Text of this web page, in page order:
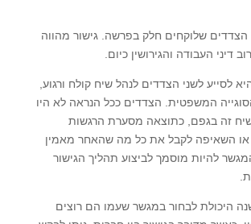
הצדדים שלוקחים חלק בפרשה. גישור מהווה
דיני העבודה והגירושין כיום.
לסייע לשני הצדדים לנהל שיח קולח ורגוע,
המשפטית. הצדדים ככל הנראה לא היו
זה בגפם, כתוצאה מסערת הרגשות
או השאיפה לקבל את כל מה שהאחר מאמין
להיות מוסמך לביצוע תהליך הגישור
היכולת לבחור במגשר שעמו הם רוצים